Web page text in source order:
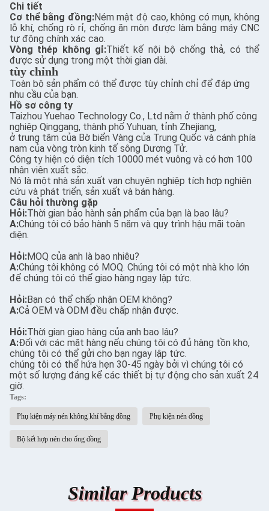
Chi tiết
Cơ thể bằng đồng:Ném mật độ cao, không có mụn, không
lỗ khí, chống rò rỉ, chống ăn mòn được làm bằng máy CNC
tự động chính xác cao.
Vòng thép không gỉ:Thiết kế nội bộ chống thả, có thể
được sử dụng trong một thời gian dài.
tùy chỉnh
Toàn bộ sản phẩm có thể được tùy chỉnh chỉ để đáp ứng
nhu cầu của bạn.
Hồ sơ công ty
Taizhou Yuehao Technology Co., Ltd nằm ở thành phố công
nghiệp Qinggang, thành phố Yuhuan, tỉnh Zhejiang,
ở trung tâm của Bờ biển Vàng của Trung Quốc và cánh phía
nam của vòng tròn kinh tế sông Dương Tử.
Công ty hiện có diện tích 10000 mét vuông và có hơn 100
nhân viên xuất sắc.
Nó là một nhà sản xuất van chuyên nghiệp tích hợp nghiên
cứu và phát triển, sản xuất và bán hàng.
Câu hỏi thường gặp
Hỏi:Thời gian bảo hành sản phẩm của bạn là bao lâu?
A:Chúng tôi có bảo hành 5 năm và quy trình hậu mãi toàn
diện.
Hỏi:MOQ của anh là bao nhiêu?
A:Chúng tôi không có MOQ. Chúng tôi có một nhà kho lớn
để chúng tôi có thể giao hàng ngay lập tức.
Hỏi:Bạn có thể chấp nhận OEM không?
A:Cả OEM và ODM đều chấp nhận được.
Hỏi:Thời gian giao hàng của anh bao lâu?
A:Đối với các mặt hàng nếu chúng tôi có đủ hàng tồn kho,
chúng tôi có thể gửi cho bạn ngay lập tức.
chúng tôi có thể hứa hẹn 30-45 ngày bởi vì chúng tôi có
một số lượng đáng kể các thiết bị tự động cho sản xuất 24
giờ.
Tags:
Phụ kiện máy nén không khí bằng đồng Phụ kiện nén đồng
Bộ kết hợp nén cho ống đồng
Similar Products